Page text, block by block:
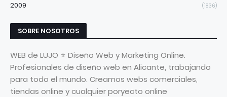
2009 (1836)
SOBRE NOSOTROS
WEB de LUJO ⭐ Diseño Web y Marketing Online.
Profesionales de diseño web en Alicante, trabajando
para todo el mundo. Creamos webs comerciales,
tiendas online y cualquier poryecto online